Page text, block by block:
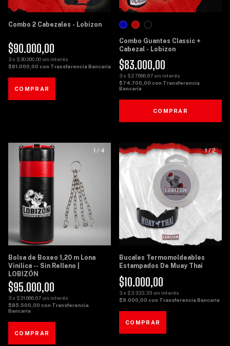
Combo 2 Cabezales - Lobizon
$90.000,00
3x $30.000,00 sin interés
$81.000,00 con Transferencia Bancaria
Combo Guantes Classic +
Cabezal - Lobizon
$83.000,00
3x $27.666,67 sin interés
$74.700,00 con Transferencia
Bancaria
COMPRAR
1 / 4
Bolsa de Boxeo 1,20 m Lona
Vinílica -- Sin Relleno |
LOBIZÓN
$95.000,00
3x $31.666,67 sin interés
$85.500,00 con Transferencia
Bancaria
1/2
Bucales Termomoldeables
Estampados De Muay Thai
$10.000,00
3x $3.333,33 sin interés
$9.000,00 con Transferencia Bancaria